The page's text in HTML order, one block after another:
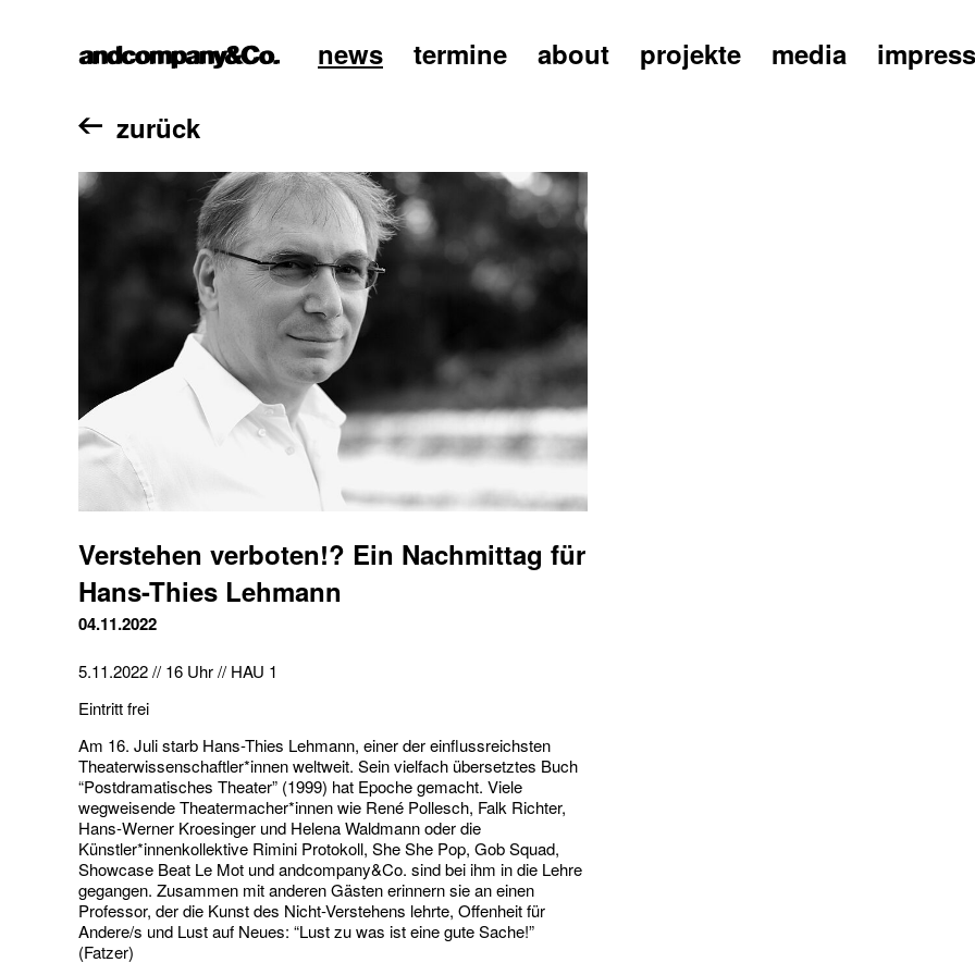
home news termine about projekte media
zurück
Verstehen verboten!? Ein Nachmittag für
Hans-Thies Lehmann
04.11.2022
5.11.2022 // 16 Uhr // HAU 1
Eintritt frei
Am 16. Juli starb Hans-Thies Lehmann, einer der einflussreichsten
Theaterwissenschaftler*innen weltweit. Sein vielfach übersetztes Buch
“Postdramatisches Theater” (1999) hat Epoche gemacht. Viele
wegweisende Theatermacher*innen wie René Pollesch, Falk Richter,
Hans-Werner Kroesinger und Helena Waldmann oder die
Künstler*innenkollektive Rimini Protokoll, She She Pop, Gob Squad,
Showcase Beat Le Mot und andcompany&Co. sind bei ihm in die Lehre
gegangen. Zusammen mit anderen Gästen erinnern sie an einen
Professor, der die Kunst des Nicht-Verstehens lehrte, Offenheit für
Andere/s und Lust auf Neues: “Lust zu was ist eine gute Sache!”
(Fatzer)